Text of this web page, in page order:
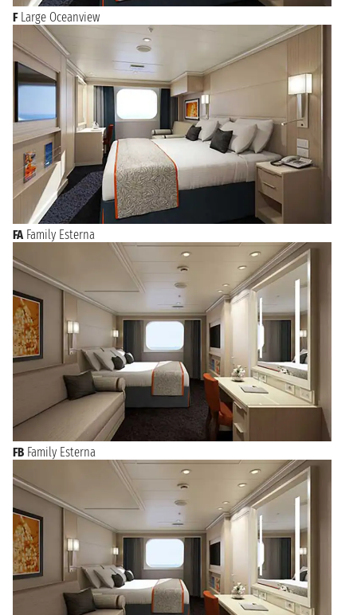
F Large Oceanview
FA Family Esterna
FB Family Esterna